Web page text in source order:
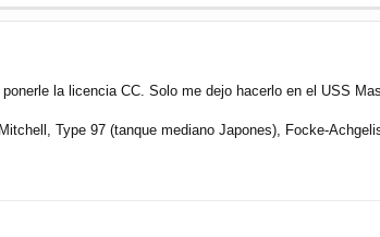
la licencia CC. Solo me dejo hacerlo en el USS
Type 97 (tanque mediano Japones), Focke-